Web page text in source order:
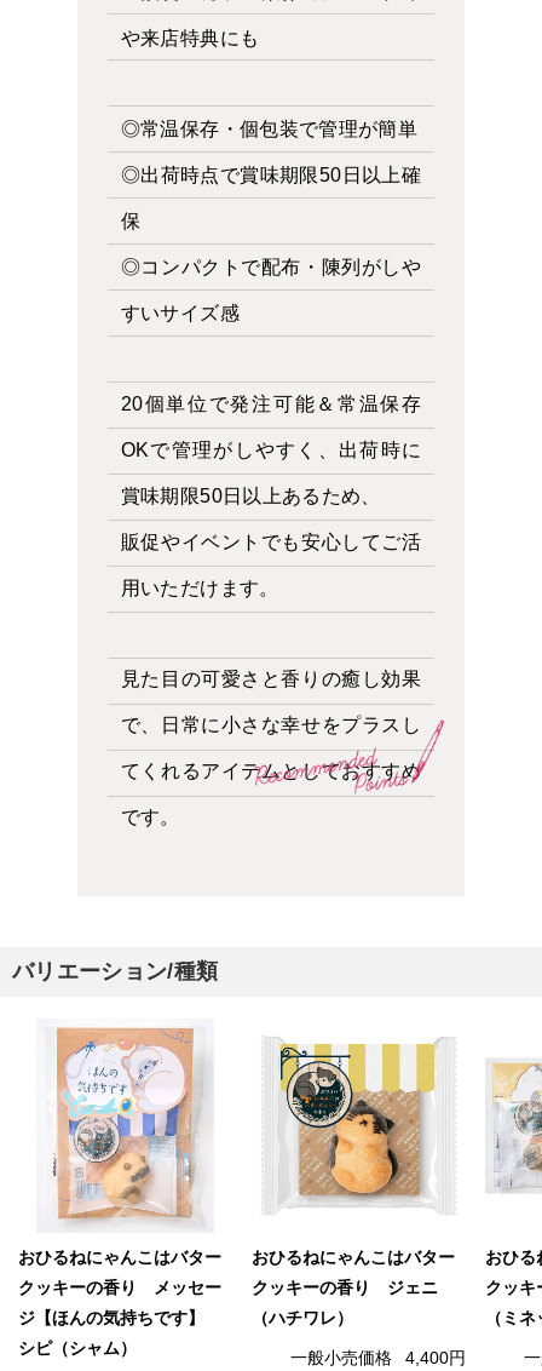
や来店特典にも
◎常温保存・個包装で管理が簡単
◎出荷時点で賞味期限50日以上確
保
◎コンパクトで配布・陳列がしや
すいサイズ感
20個単位で発注可能＆常温保存
OKで管理がしやすく、出荷時に
賞味期限50日以上あるため、
販促やイベントでも安心してご活
用いただけます。
見た目の可愛さと香りの癒し効果
で、日常に小さな幸せをプラスし
てくれるアイテムとしておすすめ
です。
バリエーション/種類
おひるねにゃんこはバター
クッキーの香り メッセー
ジ【ほんの気持ちです】
シピ（シャム）
おひるねにゃんこはバター
クッキーの香り ジェニ
（ハチワレ）
一般小売価格 4,400円
おひる
クッ
（ミ